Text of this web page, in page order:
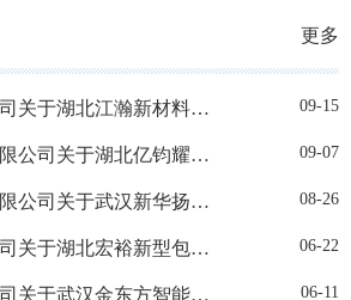
更多
中信证券股份有限公司关于湖北江瀚新材料股份有限公司首次公开发行股票并在主板上市辅导工作总结报告 09-15
中国银河证券股份有限公司关于湖北亿钧耀能新材股份公司辅导工作总结报告 09-07
中信建投证券股份有限公司关于武汉新华扬生物股份有限公司首次公开发行股票并上市辅导工作总结报告 08-26
中泰证券股份有限公司关于湖北宏裕新型包材股份有限公司首次公开发行股票并在创业板上市之辅导工作总结报告 06-22
红塔证券股份有限公司关于武汉金东方智能景观股份有限公司首次公开发行股票辅导工作总结报告 06-11